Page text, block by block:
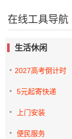
在线工具导航
生活休闲
2027高考倒计时
5元起寄快递
上门安装
便民服务